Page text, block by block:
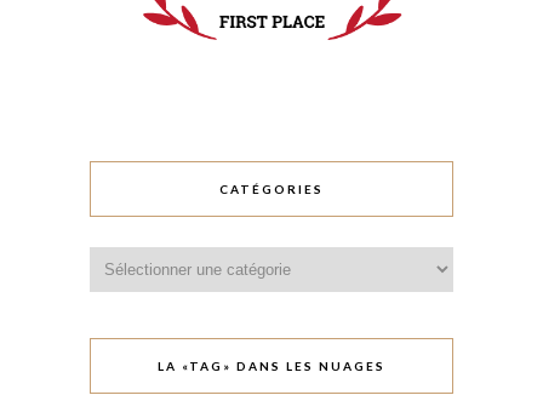
CATÉGORIES
LA «TAG» DANS LES NUAGES